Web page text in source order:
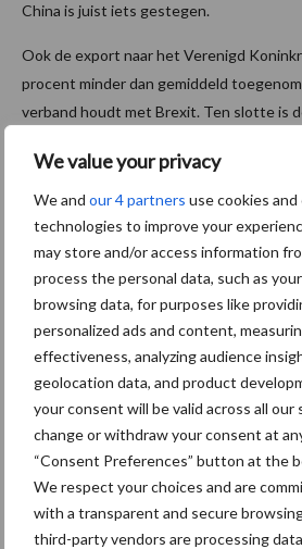
We value your privacy
We and our 4 partners use cookies
technologies to improve your
may store and/or access information
process the personal data, such as
browsing data, for purposes like
personalized ads and content,
effectiveness, analyzing audience
geolocation data, and product
your consent will be valid across all our
change or withdraw your consent at
“Consent Preferences” button at the
We respect your choices and are
with a transparent and secure
third-party vendors are processing
China is juist iets gestegen.
Ook de export naar het Verenigd
procent minder dan gemiddeld
verband houdt met Brexit. Ten slotte is
invoerheffingen, met slechts drie